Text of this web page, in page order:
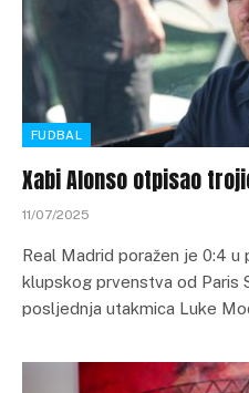
FUDBAL
Xabi Alonso otpisao
11/07/2025
Real Madrid poražen je 0:4
klupskog prvenstva od Paris
posljednja utakmica Luke